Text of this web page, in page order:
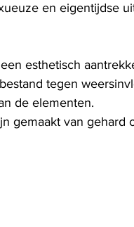
en eigentijdse
esthetisch
tegen
de elementen.
gemaakt van gehard